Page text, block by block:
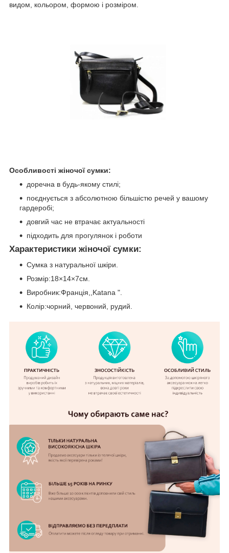
видом, кольором, формою і розміром.
Особливості жіночої сумки:
доречна в будь-якому стилі;
поєднується з абсолютною більшістю речей у вашому
гардеробі;
довгий час не втрачає актуальності
підходить для прогулянок і роботи
Характеристики жіночої сумки:
Сумка з натуральної шкіри.
Розмір:18×14×7см.
Виробник:Франція,,Katana ".
Колір:чорний, червоний, рудий.